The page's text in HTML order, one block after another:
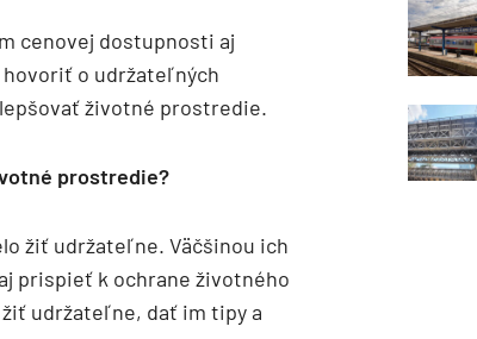
cenovej dostupnosti aj
o udržateľných
životné prostredie.
prostredie?
žiť udržateľne. Väčšinou ich
prispieť k ochrane životného
udržateľne, dať im tipy a